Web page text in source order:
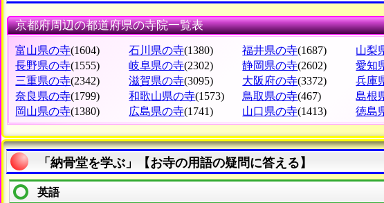
京都府周辺の都道府県の寺院一覧表
富山県の寺(1604) 石川県の寺(1380) 福井県の寺(1687) 山梨
長野県の寺(1555) 岐阜県の寺(2302) 静岡県の寺(2602) 愛知
三重県の寺(2342) 滋賀県の寺(3095) 大阪府の寺(3372) 兵庫
奈良県の寺(1799) 和歌山県の寺(1573) 鳥取県の寺(467) 島根
岡山県の寺(1380) 広島県の寺(1741) 山口県の寺(1413) 徳島
「納骨堂を学ぶ」【お寺の用語の疑問に答える】
英語